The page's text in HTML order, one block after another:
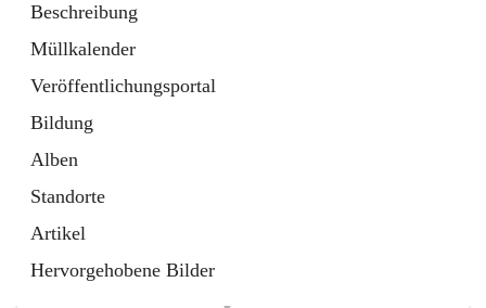
Beschreibung
Müllkalender
Veröffentlichungsportal
Bildung
Alben
Standorte
Artikel
Hervorgehobene Bilder